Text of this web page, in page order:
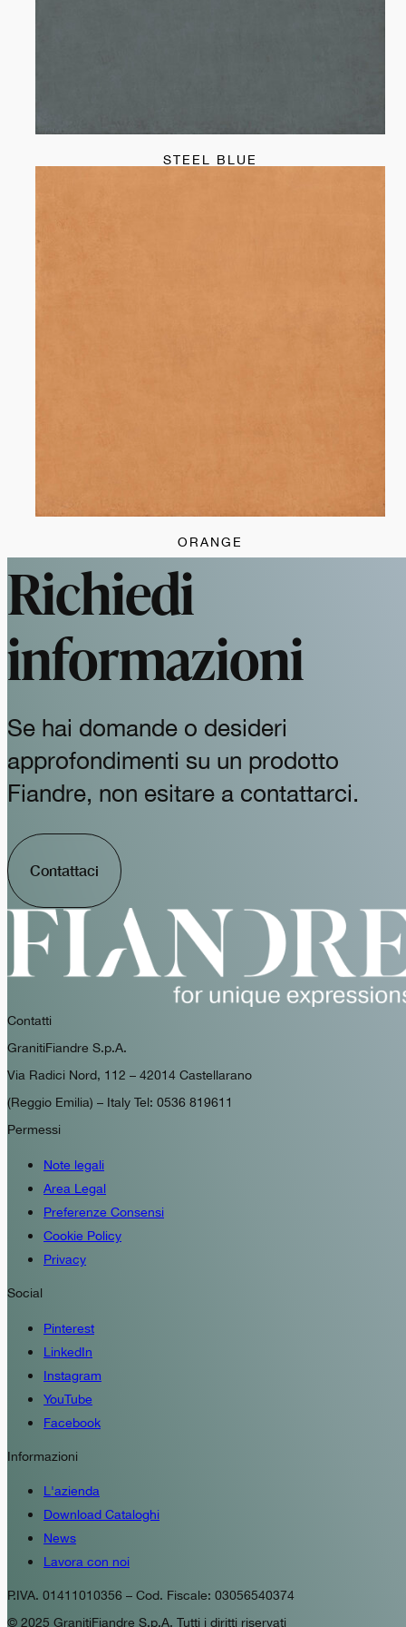
STEEL BLUE
ORANGE
Richiedi
informazioni
Se hai domande o desideri
approfondimenti su un prodotto
Fiandre, non esitare a contattarci.
Contattaci
Contatti
GranitiFiandre S.p.A.
Via Radici Nord, 112 – 42014 Castellarano
(Reggio Emilia) – Italy Tel: 0536 819611
Permessi
Note legali
Area Legal
Preferenze Consensi
Cookie Policy
Privacy
Social
Pinterest
LinkedIn
Instagram
YouTube
Facebook
Informazioni
L'azienda
Download Cataloghi
News
Lavora con noi
P.IVA. 01411010356 – Cod. Fiscale: 03056540374
© 2025 GranitiFiandre S.p.A. Tutti i diritti riservati